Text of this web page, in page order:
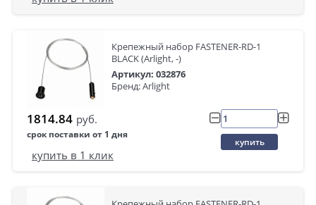
Крепежный набор FASTENER-RD-1
BLACK (Arlight, -)
Артикул: 032876
Бренд: Arlight
1814.84 руб.
срок поставки от 1 дня
купить
купить в 1 клик